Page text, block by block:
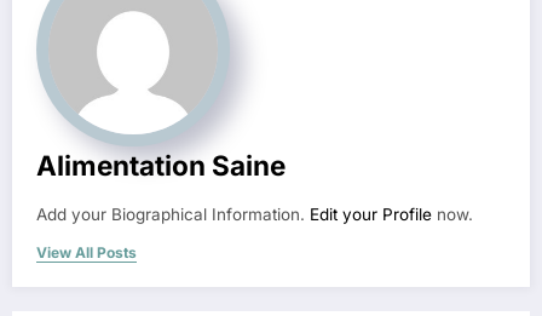
Alimentation Saine
Add your Biographical Information. Edit your Profile now.
View All Posts